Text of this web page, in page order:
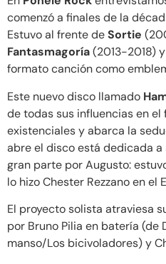
comenzó a finales de la
Estuvo al frente deSortie
Fantasmagoría(2013-2018) y
formato canción como
Este nuevo disco llamado
de todas sus influencias en
existenciales y abarca la
abre el disco está dedicada a
gran parte por Augusto:
lo hizo Chester Rezzano en el
El proyecto solista atraviesa
por Bruno Pilia en batería (de
manso/Los bicivoladores) y